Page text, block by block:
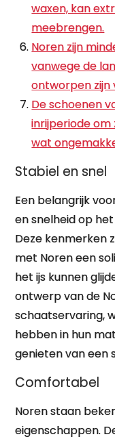
waxen, kan
meebrengen.
Noren zijn
vanwege de
ontworpen zijn
De schoenen
inrijperiode
wat
Stabiel en snel
Een belangrijk
en snelheid op
Deze kenmerken
met Noren een
het ijs kunnen
ontwerp van de
schaatservaring,
hebben in hun
genieten van een
Comfortabel
Noren staan
eigenschappen.